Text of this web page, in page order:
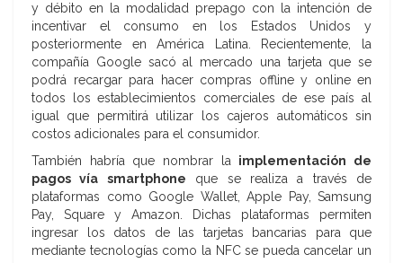
y débito en la modalidad prepago con la intención de
incentivar el consumo en los Estados Unidos y
posteriormente en América Latina. Recientemente, la
compañía Google sacó al mercado una tarjeta que se
podrá recargar para hacer compras offline y online en
todos los establecimientos comerciales de ese país al
igual que permitirá utilizar los cajeros automáticos sin
costos adicionales para el consumidor.
También habría que nombrar la implementación de
pagos vía smartphone que se realiza a través de
plataformas como Google Wallet, Apple Pay, Samsung
Pay, Square y Amazon. Dichas plataformas permiten
ingresar los datos de las tarjetas bancarias para que
mediante tecnologías como la NFC se pueda cancelar un